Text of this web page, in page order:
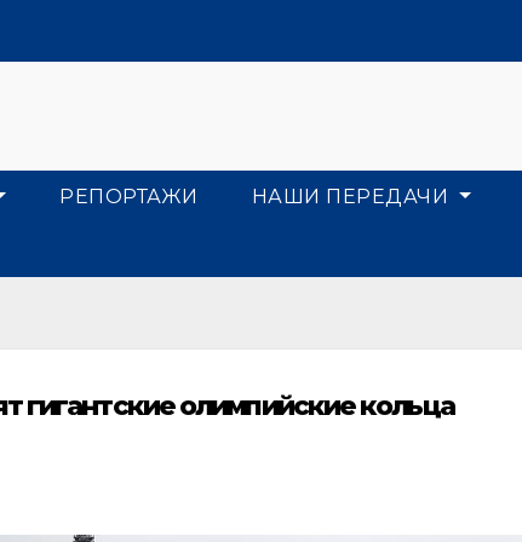
РЕПОРТАЖИ НАШИ ПЕРЕДАЧИ
гигантские олимпийские кольца